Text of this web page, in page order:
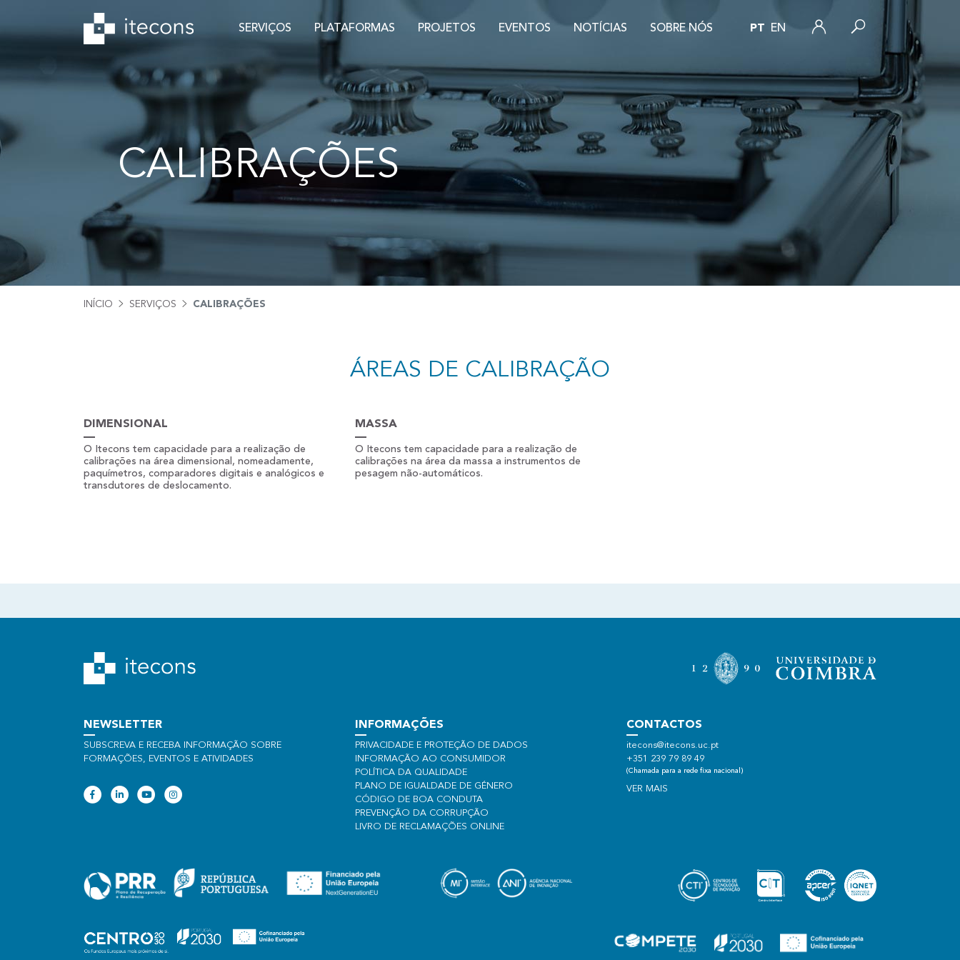
SERVIÇOS PLATAFORMAS PROJETOS EVENTOS NOTÍCIAS SOBRE NÓS PT EN
CALIBRAÇÕES
INÍCIO SERVIÇOS CALIBRAÇÕES
ÁREAS DE CALIBRAÇÃO
DIMENSIONAL
O Itecons tem capacidade para a realização de
calibrações na área dimensional, nomeadamente,
paquímetros, comparadores digitais e analógicos e
transdutores de deslocamento.
MASSA
O Itecons tem capacidade para a realização de
calibrações na área da massa a instrumentos de
pesagem não-automáticos.
NEWSLETTER
SUBSCREVA E RECEBA INFORMAÇÃO SOBRE
FORMAÇÕES, EVENTOS E ATIVIDADES
INFORMAÇÕES
PRIVACIDADE E PROTEÇÃO DE DADOS
INFORMAÇÃO AO CONSUMIDOR
POLÍTICA DA QUALIDADE
PLANO DE IGUALDADE DE GÉNERO
CÓDIGO DE BOA CONDUTA
PREVENÇÃO DA CORRUPÇÃO
LIVRO DE RECLAMAÇÕES ONLINE
CONTACTOS
itecons@itecons.uc.pt
+351 239 79 89 49
(Chamada para a rede fixa nacional)
VER MAIS